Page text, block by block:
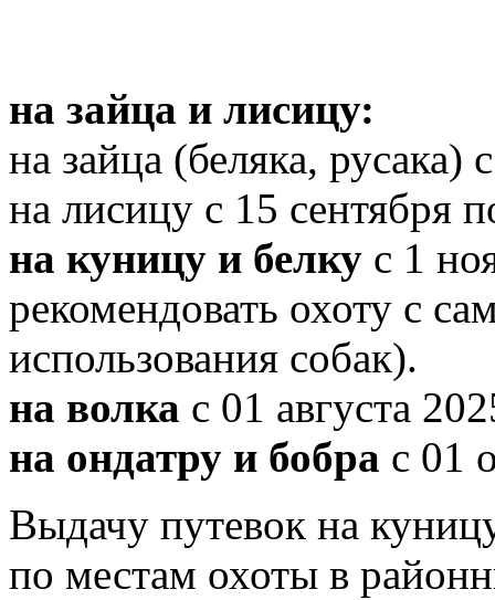
на зайца и лисицу:
на зайца (беляка, русака)
на лисицу с 15 сентября
на куницу и белку с 1
рекомендовать охоту с
использования собак).
на волка с 01 августа
на ондатру и бобра с 01
Выдачу путевок на
по местам охоты в